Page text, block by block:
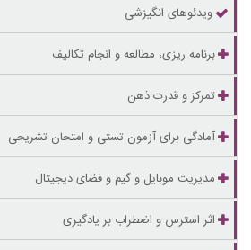
ویدئوهای انگیزشی
برنامه ریزی، مطالعه و انجام تکالیف
تمرکز و قدرت ذهن
آمادگی برای آزمون تستی و امتحان تشریحی
مدیریت موبایل و گیم و فضای دیجیتال
اثر استرس و اضطراب بر یادگیری